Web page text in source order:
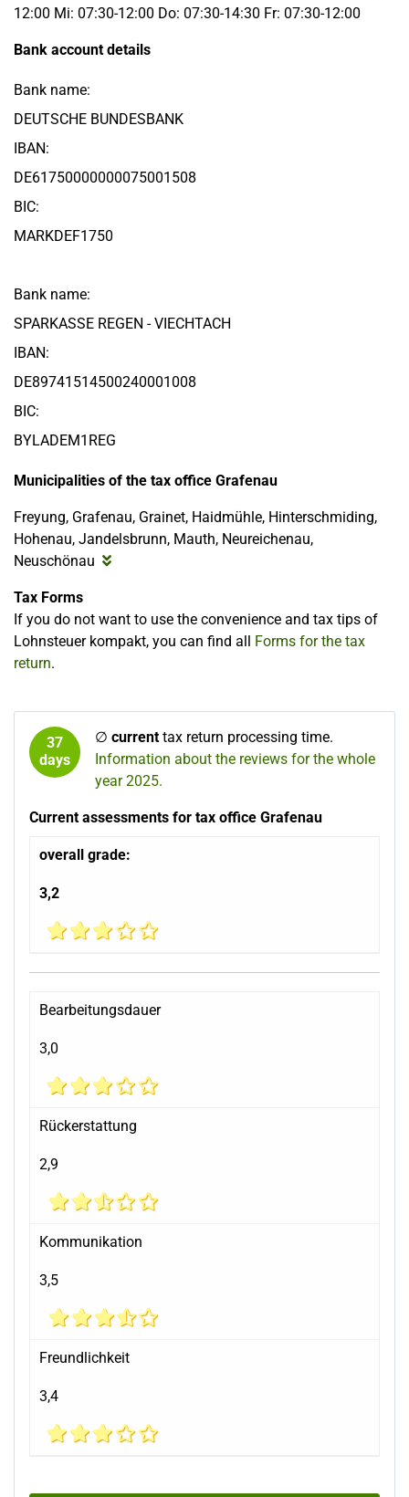
12:00 Mi: 07:30-12:00 Do: 07:30-14:30 Fr: 07:30-12:00
Bank account details
Bank name:
DEUTSCHE BUNDESBANK
IBAN:
DE61750000000075001508
BIC:
MARKDEF1750
Bank name:
SPARKASSE REGEN - VIECHTACH
IBAN:
DE89741514500240001008
BIC:
BYLADEM1REG
Municipalities of the tax office Grafenau
Freyung, Grafenau, Grainet, Haidmühle, Hinterschmiding,
Hohenau, Jandelsbrunn, Mauth, Neureichenau,
Neuschönau
Tax Forms
If you do not want to use the convenience and tax tips of
Lohnsteuer kompakt, you can find all
Forms for the tax
return.
37
days
∅ currenttax return processing time.
Information about the reviews for the whole
year 2025.
Current assessments for tax office Grafenau
overall grade:
3,2
Bearbeitungsdauer
3,0
Rückerstattung
2,9
Kommunikation
3,5
Freundlichkeit
3,4